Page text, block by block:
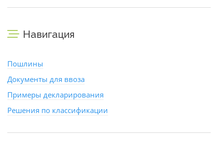
Навигация
Пошлины
Документы для ввоза
Примеры декларирования
Решения по классификации